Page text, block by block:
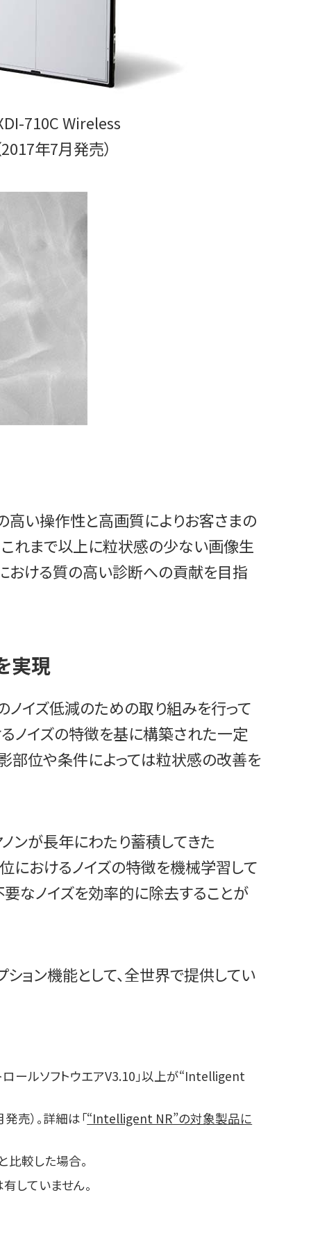
710C Wireless
2017年7月発売）
高い操作性と高画質によりお客さまの
これまで以上に粒状感の少ない画像生
おける質の高い診断への貢献を目指
実現
ノイズ低減のための取り組みを行って
ノイズの特徴を基に構築された一定
部位や条件によっては粒状感の改善を
ンが長年にわたり蓄積してきた
におけるノイズの特徴を機械学習して
なノイズを効率的に除去することが
ョン機能として、全世界で提供してい
ロールソフトウエアV3.10」以上が“Intelligent
売）。詳細は「“Intelligent NR”の対象製品に
比較した場合。
していません。